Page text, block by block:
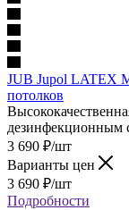
JUB Jupol LATEX
потолков
дезинфекционным
3 690 ₽/шт
Варианты цен
3 690 ₽/шт
Подробности